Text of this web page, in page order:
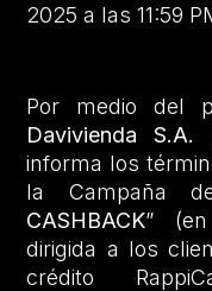
2025 a las 11:59
Por medio del
Davivienda S.A.
informa los
la Campaña
CASHBACK” (en
dirigida a los
crédito